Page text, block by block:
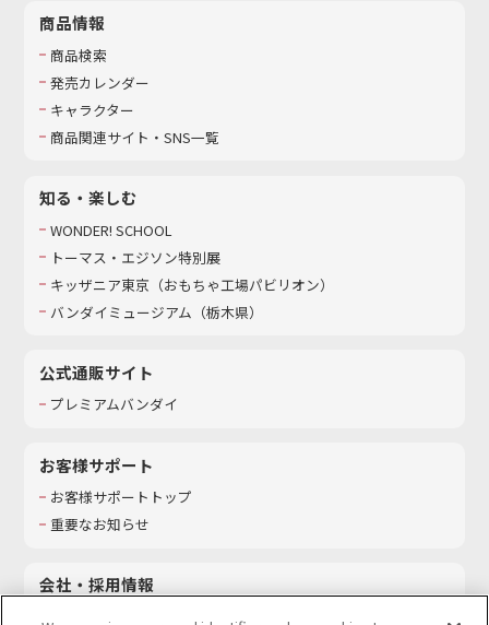
商品情報
商品検索
発売カレンダー
キャラクター
商品関連サイト・SNS一覧
知る・楽しむ
WONDER! SCHOOL
トーマス・エジソン特別展
キッザニア東京（おもちゃ工場パビリオン）​
バンダイミュージアム（栃木県）
公式通販サイト
プレミアムバンダイ
お客様サポート
お客様サポートトップ
重要なお知らせ
会社・採用情報